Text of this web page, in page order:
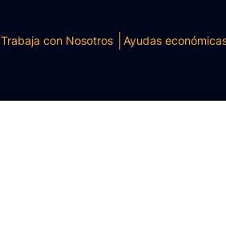
Trabaja con Nosotros Ayudas